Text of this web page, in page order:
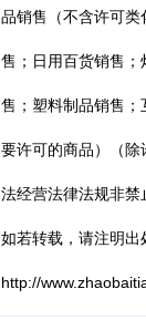
品销售（不含许可
售；日用百货销售
售；塑料制品销售
要许可的商品）（除
法经营法律法规非禁
如若转载，请注明出
http://